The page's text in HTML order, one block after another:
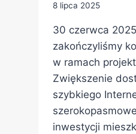
8 lipca 2025
30 czerwca
zakończyliśmy
w ramach
Zwiększenie
szybkiego
inwestycji